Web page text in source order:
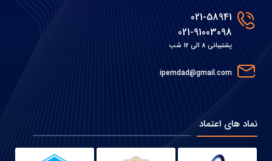
021-58941
021-91003098
پشتیبانی 8 الی 12 شب
ipemdad@gmail.com
نماد های اعتماد